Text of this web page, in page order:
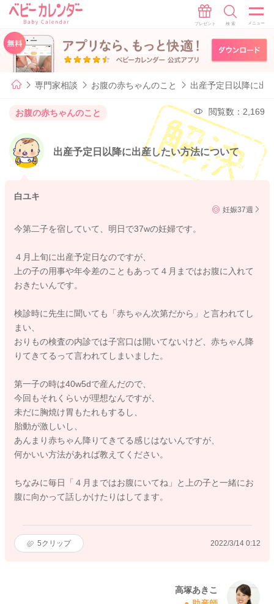
専門家相談 お腹の赤ちゃんのこと 出産予定日以降に出
お腹の赤ちゃんのこと 閲覧数：2,169
出産予定日以降に出産したい方法について
白ユキ
妊娠37週
今第二子を宿していて、明日で37wの妊婦です。
４月上旬に出産予定日なのですが、
上の子の用事や年令差のこともあって４月まではお腹に入れて
おきたいんです。
検診時に先生に聞いても「赤ちゃん次第だから」と言われてし
まい、
おりもの検査の内診では子宮口は開いてないけど、赤ちゃん降
りてきてるって言われてしまいました。
第一子の時は40w5dで産んだので、
今回もそれくらいが理想なんですが、
未だに胸焼け胃もたれもするし、
胎動が激しいし、
あんまり赤ちゃん降りてきてる感じはないんですが、
何かいい方法があれば教えてください。
ちなみに毎日「４月まではお腹にいてね」と上の子と一緒にお
腹に向かって話しかけたりはしてます。
5クリップ 2022/3/14 0:12
高塚あきこ